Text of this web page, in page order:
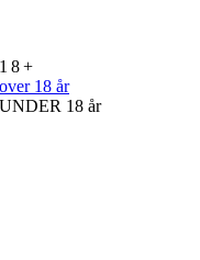
18 år
18 år